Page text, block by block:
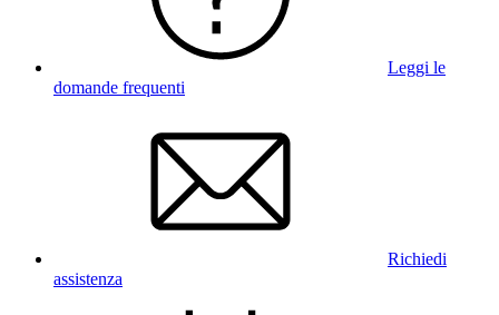
Leggi le
domande frequenti
Richiedi
assistenza